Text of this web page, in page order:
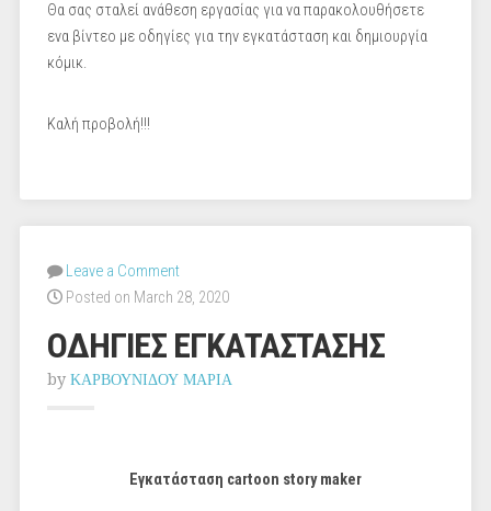
Θα σας σταλεί ανάθεση εργασίας για να παρακολουθήσετε
ενα βίντεο με οδηγίες για την εγκατάσταση και δημιουργία
κόμικ.
Καλή προβολή!!!
Leave a Comment
Posted on March 28, 2020
ΟΔΗΓΙΕΣ ΕΓΚΑΤΑΣΤΑΣΗΣ
by ΚΑΡΒΟΥΝΙΔΟΥ ΜΑΡΙΑ
Εγκατάσταση cartoon story maker